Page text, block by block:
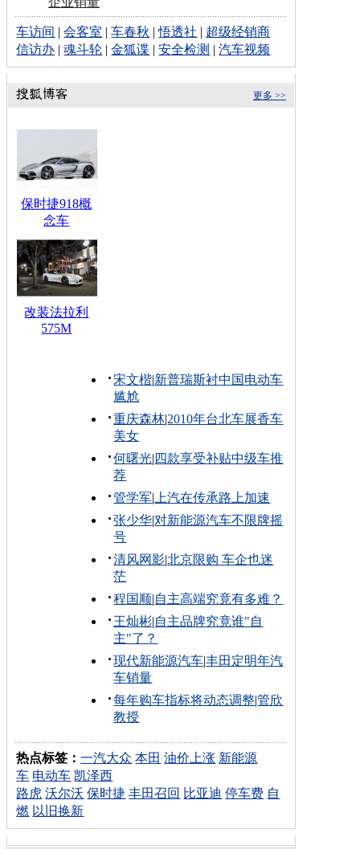
车访间 |会客室 |车春秋 |悟透社 | 超级经销商
信访办 |魂斗轮 |金狐谍 |安全检测 |汽车视频
更多 >>
保时捷918概
念车
改装法拉利
575M
宋文楷|新普瑞斯衬中国电动车
尴尬
重庆森林|2010年台北车展香车
美女
何曙光| 四款享受补贴中级车推
荐
管学军| 上汽在传承路上加速
张少华|对新能源汽车不限牌摇
号
清风网影|北京限购 车企也迷
茫
程国顺|自主高端究竟有多难？
王灿彬|自主品牌究竟谁"自
主"了？
现代新能源汽车|丰田定明年汽
车销量
每年购车指标将动态调整|管欣
教授
热点标签：一汽大众 本田 油价上涨 新能源
车 电动车 凯泽西
路虎 沃尔沃 保时捷 丰田召回 比亚迪 停车费 自
燃 以旧换新